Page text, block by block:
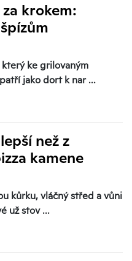
krokem:
ke grilovaným
jako dort k nar ...
než z
kamene
kůrku, vláčný střed a vůni
už stov ...